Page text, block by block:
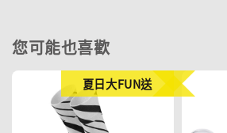
您可能也喜歡
夏日大FUN送